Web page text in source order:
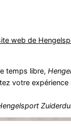
web de
temps libre,
votre expérience